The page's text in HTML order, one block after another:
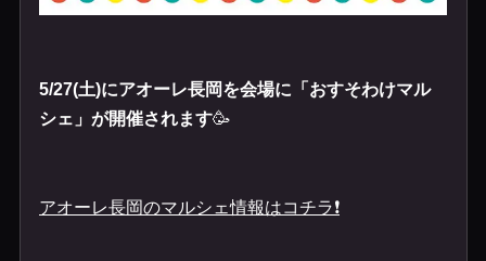
5/27(土)にアオーレ長岡を会場に「おすそわけマル
シェ」が開催されます🥳
アオーレ長岡のマルシェ情報はコチラ❗️